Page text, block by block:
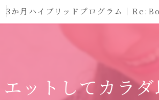
3か月ハイブリッドプログラム｜
ットしてカラ